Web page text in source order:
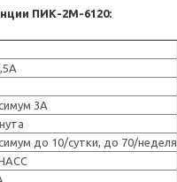
ПИК-2М-6120:
3А
до 10/cутки, до 70/неделя